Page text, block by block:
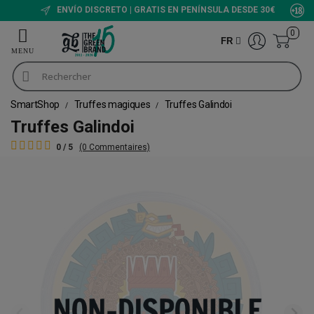
ENVÍO DISCRETO | GRATIS EN PENÍNSULA DESDE 30€
FR
0
SmartShop Truffes magiques Truffes Galindoi
Truffes Galindoi
0 / 5 (0 Commentaires)